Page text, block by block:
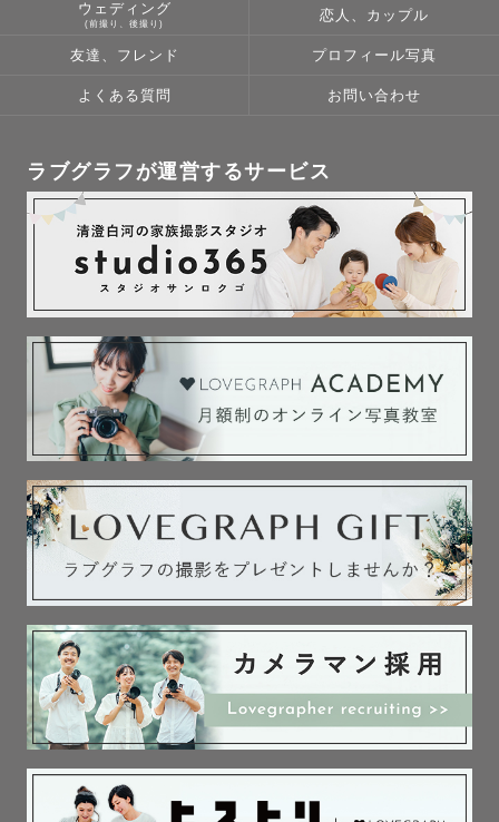
ウェディング
(前撮り、後撮り)
恋人、カップル
友達、フレンド プロフィール写真
よくある質問 お問い合わせ
ラブグラフが運営するサービス